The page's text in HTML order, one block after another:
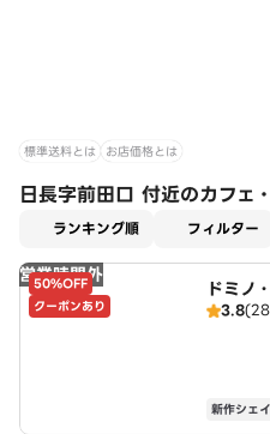
標準送料とは お店価格とは
日長字前田口 付近のカフェ
ランキング順 フィルター
営業時間外
50%OFF
クーポンあり
ドミノ
mino's
3.8
新作シェ